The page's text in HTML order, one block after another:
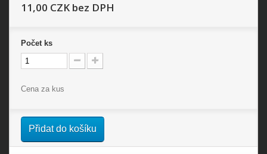
11,00 CZK bez DPH
Počet ks
Cena za kus
Přidat do košíku